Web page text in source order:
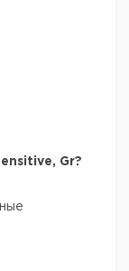
Gr?